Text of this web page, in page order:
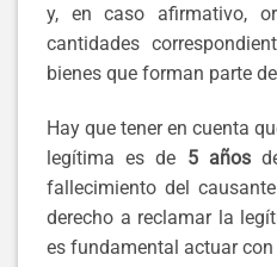
y, en caso afirmativo,
cantidades
bienes que forman parte
Hay que tener en cuenta
legítima es de 5 años
fallecimiento del
derecho a reclamar la
es fundamental actuar con